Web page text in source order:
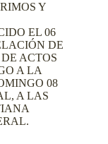
Y
EL 06
DE
ACTOS
A LA
08
A LAS